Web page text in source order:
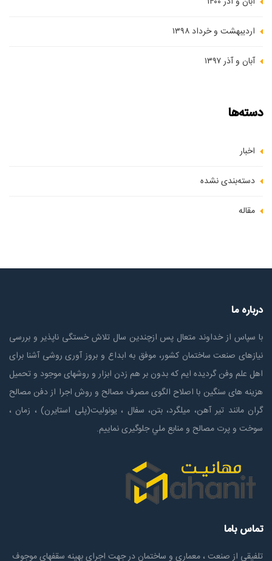
اردیبهشت و خرداد ۱۳۹۸
آبان و آذر ۱۳۹۷
دسته‌ها
اخبار
دسته‌بندی نشده
مقاله
درباره ما
با سپاس از خداوند متعال پس ازچندين سال تلاش خستگی ناپذير و بررسی
نیازهای صنعت ساختمان كشور، موفق به ابداع و بروز آوری روشی آشنا برای
اهل علم وفن گردیده ایم که بدون بر هم زدن ابزار و روشهای موجود و تحمیل
هزینه های سنگین با اصلاح الگوی مصرف مصالح و روش اجرا از دفن مصالح
گران مانند تیر آهن، میلگرد، بتن، سفال ، یونولیت(پلی استايرن) ، زمان ،
سوخت و پرت مصالح و منابع ملي جلوگیری نماییم.
تماس باما
تلفیقی از صنعت ، معماری و ساختمان در جهت اجرای بهینه سقفهای موجوف